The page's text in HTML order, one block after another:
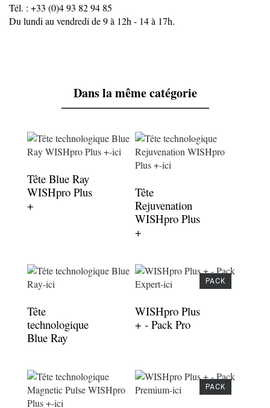
Tél. : +33 (0)4 93 82 94 85
Du lundi au vendredi de 9 à 12h - 14 à 17h.
Dans la même catégorie
Tête Blue Ray
WISHpro Plus
+
Tête
Rejuvenation
WISHpro Plus
+
Tête
technologique
Blue Ray
WISHpro Plus
+ - Pack Pro
PACK
PACK